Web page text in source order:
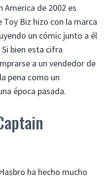
America de 2002 es
Biz hizo con la marca
un cómic junto a él
bien esta cifra
a un vendedor de
pena como un
época pasada.
ha hecho mucho